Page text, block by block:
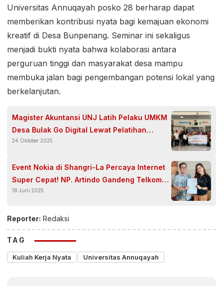
Universitas Annuqayah posko 28 berharap dapat
memberikan kontribusi nyata bagi kemajuan ekonomi
kreatif di Desa Bunpenang. Seminar ini sekaligus
menjadi bukti nyata bahwa kolaborasi antara
perguruan tinggi dan masyarakat desa mampu
membuka jalan bagi pengembangan potensi lokal yang
berkelanjutan.
Magister Akuntansi UNJ Latih Pelaku UMKM
Desa Bulak Go Digital Lewat Pelatihan
Laporan Keuangan dan Marketing Online
24 Oktober 2025
Event Nokia di Shangri-La Percaya Internet
Super Cepat! NP. Artindo Gandeng Telkom
Pakai Astinet
18 Juni 2025
Reporter: Redaksi
TAG
Kuliah Kerja Nyata Universitas Annuqayah